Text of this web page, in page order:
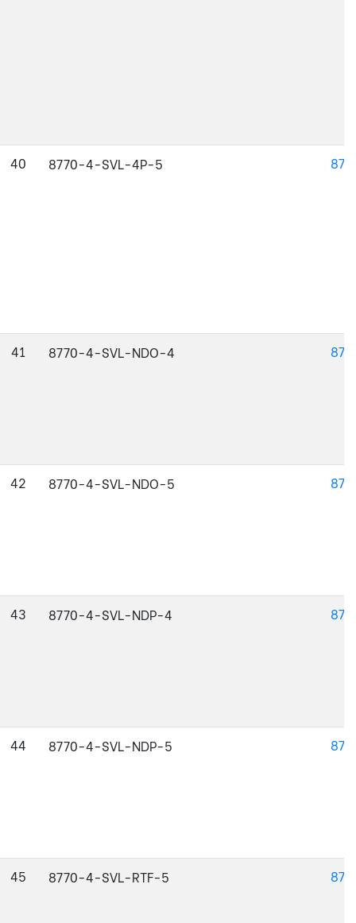
40 8770-4-SVL-4P-5
41 8770-4-SVL-NDO-4
42 8770-4-SVL-NDO-5
43 8770-4-SVL-NDP-4
44 8770-4-SVL-NDP-5
45 8770-4-SVL-RTF-5